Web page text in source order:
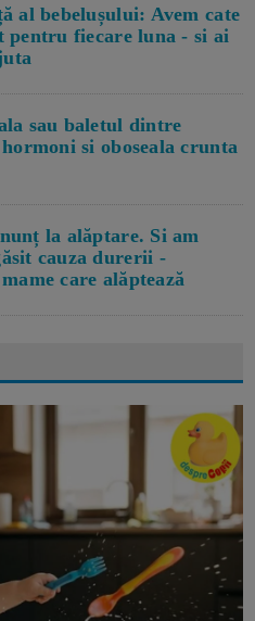
al bebelușului: Avem cate
pentru fiecare luna - si ai
sau baletul dintre
si oboseala crunta
la alăptare. Si am
cauza durerii -
care alăptează